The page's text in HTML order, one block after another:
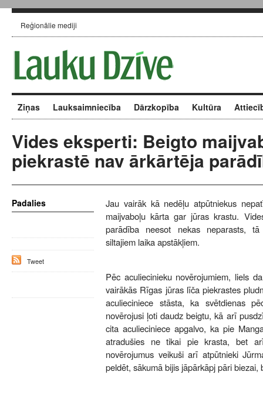
Reģionālie mediji
Ziņas Lauksaimniecība Dārzkopība Kultūra
Vides eksperti: Beigto
piekrastē nav ārkārtēja
Jau vairāk kā nedēļu atpūtniekus
maijvaboļu kārta gar jūras krastu.
parādība neesot nekas neparasts,
siltajiem laika apstākļiem.
Pēc aculiecinieku novērojumiem, liels
vairākās Rīgas jūras līča piekrastes
aculieciniece stāsta, ka svētdienas
novērojusi ļoti daudz beigtu, kā arī
cita aculieciniece apgalvo, ka pie
atradušies ne tikai pie krasta, bet
novērojumus veikuši arī atpūtnieki
peldēt, sākumā bijis jāpārkāpj pāri biezai,
Padalies
Tweet